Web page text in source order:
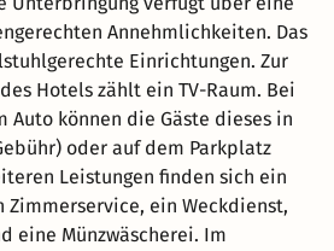
Annehmlichkeiten. Das
Einrichtungen. Zur
Hotels zählt ein TV-Raum. Bei
Auto können die Gäste dieses in
oder auf dem Parkplatz
Leistungen finden sich ein
ein Weckdienst,
eine Münzwäscherei. Im